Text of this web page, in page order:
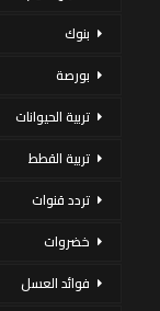
بنوك
بورصة
تربية الحيوانات
تربية القطط
تردد قنوات
خضروات
فوائد العسل